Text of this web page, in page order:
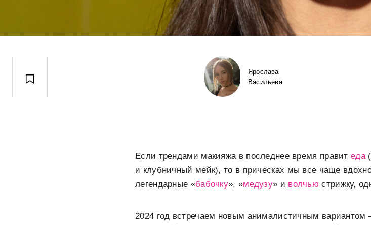
Ярослава
Васильева
Если трендами макияжа в последнее время правитеда
и клубничный мейк), то в прическах мы все чаще
легендарные «бабочку», «медузу» и волчью стрижку,
2024 год встречаем новым анималистичным